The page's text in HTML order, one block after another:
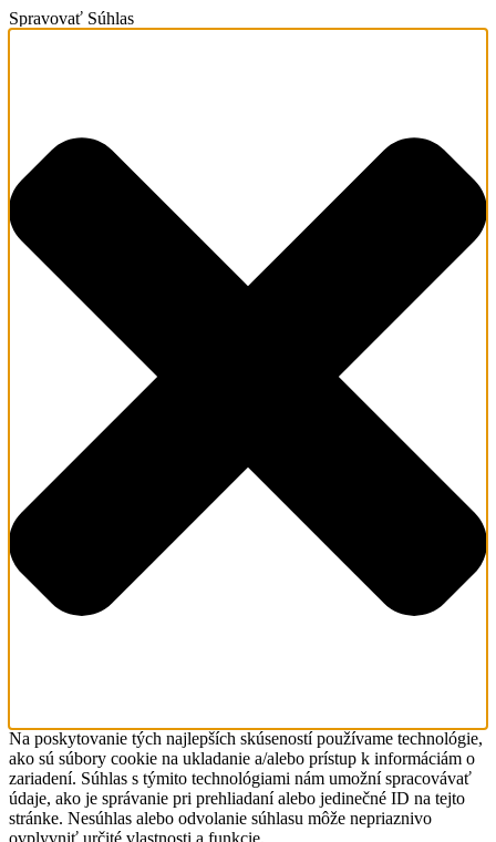
Spravovať Súhlas
Na poskytovanie tých najlepších skúseností používame technológie,
ako sú súbory cookie na ukladanie a/alebo prístup k informáciám o
zariadení. Súhlas s týmito technológiami nám umožní spracovávať
údaje, ako je správanie pri prehliadaní alebo jedinečné ID na tejto
stránke. Nesúhlas alebo odvolanie súhlasu môže nepriaznivo